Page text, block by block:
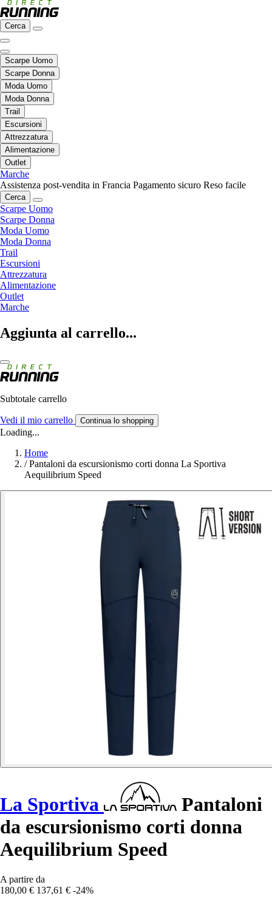
Cerca
Scarpe Uomo
Scarpe Donna
Moda Uomo
Moda Donna
Trail
Escursioni
Attrezzatura
Alimentazione
Outlet
Marche
Assistenza post-vendita in Francia Pagamento sicuro Reso facile
Cerca
Scarpe Uomo
Scarpe Donna
Moda Uomo
Moda Donna
Trail
Escursioni
Attrezzatura
Alimentazione
Outlet
Marche
Aggiunta al carrello...
Subtotale carrello
Vedi il mio carrello Continua lo shopping
Loading...
Home
/ Pantaloni da escursionismo corti donna La Sportiva
Aequilibrium Speed
La Sportiva
Pantaloni
da escursionismo corti donna
Aequilibrium Speed
A partire da
180,00 € 137,61 € -24%